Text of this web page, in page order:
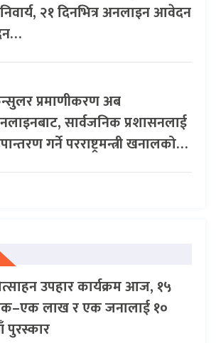
२१ दिनभित्र अनलाइन आवेदन
प्रमाणीकरण अब
सार्वजनिक प्रशासनलाई
गर्ने परराष्ट्रमन्त्री खनालको…
उपहार कार्यक्रम आज, १५
लाख र एक जनालाई १०